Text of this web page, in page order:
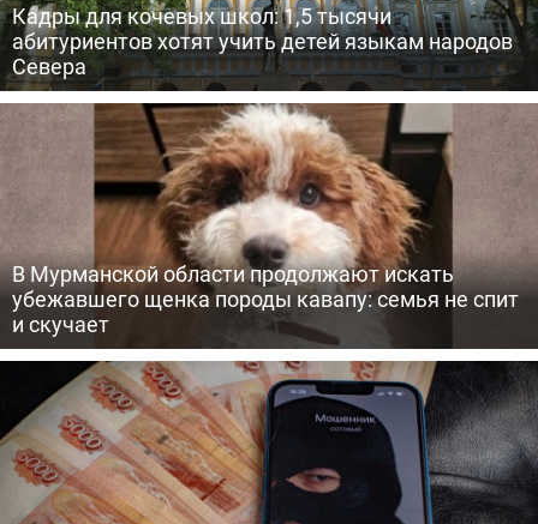
Кадры для кочевых школ: 1,5 тысячи
абитуриентов хотят учить детей языкам народов
Севера
В Мурманской области продолжают искать
убежавшего щенка породы кавапу: семья не спит
и скучает